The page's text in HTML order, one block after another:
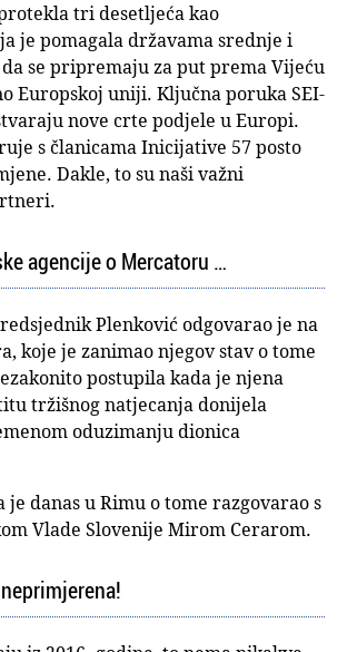
tri desetljeća kao
je pomagala državama srednje i
se pripremaju za put prema Vijeću
Europskoj uniji. Ključna poruka SEI-
nove crte podjele u Europi.
s članicama Inicijative 57 posto
Dakle, to su naši važni
agencije o Mercatoru …
Plenković odgovarao je na
koje je zanimao njegov stav o tome
postupila kada je njena
tržišnog natjecanja donijela
oduzimanju dionica
je danas u Rimu o tome razgovarao s
Vlade Slovenije Mirom Cerarom.